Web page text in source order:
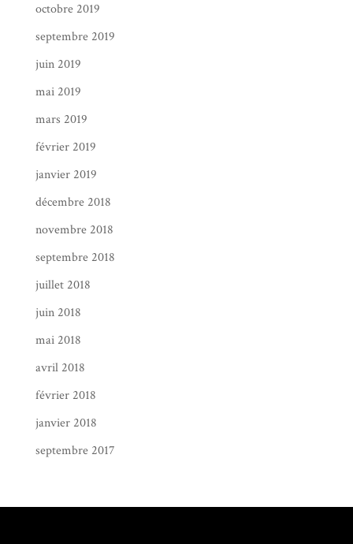
octobre 2019
septembre 2019
juin 2019
mai 2019
mars 2019
février 2019
janvier 2019
décembre 2018
novembre 2018
septembre 2018
juillet 2018
juin 2018
mai 2018
avril 2018
février 2018
janvier 2018
septembre 2017